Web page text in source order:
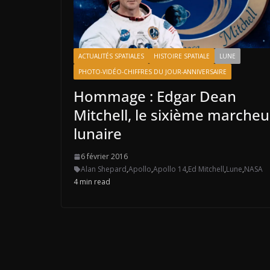
ACTUALITÉS SPATIALES HISTOIRE SPATIALE
LUNE
PHOTO-VIDÉO-CHIFFRES DU JOUR-ANNIVERSAIRE
Hommage : Edgar Dean
Mitchell, le sixième
lunaire
6 février 2016
Alan Shepard,Apollo,Apollo 14,Ed Mitchell,Lune,NASA
4 min read